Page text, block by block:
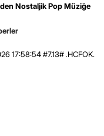
Nostaljik Pop Müziğe
17:58:54 #7.13# .HCFOK.